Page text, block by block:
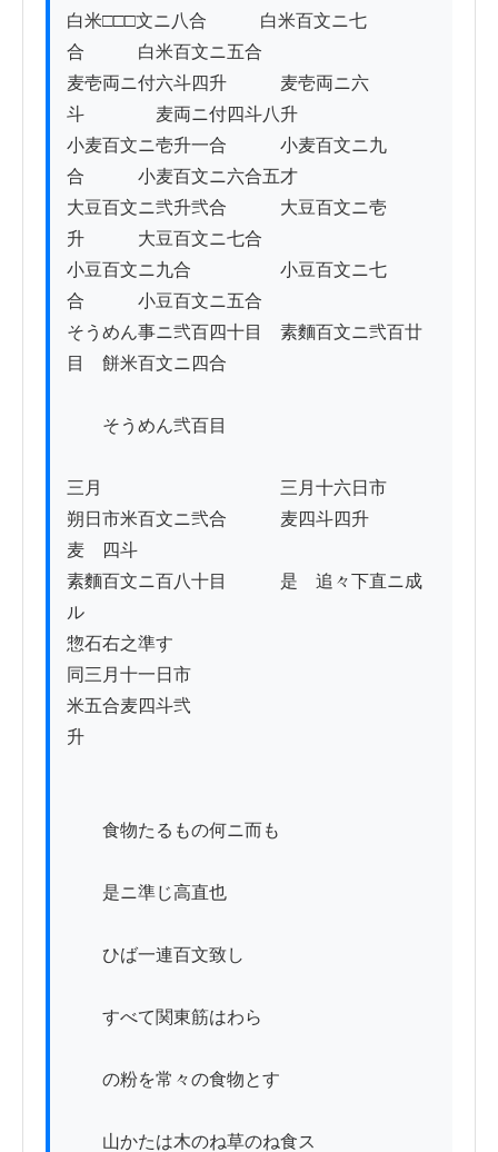
白米□□□文ニ八合　　　白米百文ニ七
合　　　白米百文ニ五合
麦壱両ニ付六斗四升　　　麦壱両ニ六
斗　　　　麦両ニ付四斗八升
小麦百文ニ壱升一合　　　小麦百文ニ九
合　　　小麦百文ニ六合五才
大豆百文ニ弐升弐合　　　大豆百文ニ壱
升　　　大豆百文ニ七合
小豆百文ニ九合　　　　　小豆百文ニ七
合　　　小豆百文ニ五合
そうめん事ニ弐百四十目　素麵百文ニ弐百廿
目　餅米百文ニ四合
そうめん弐百目
三月　　　　　　　　　　三月十六日市ゟ
朔日市米百文ニ弐合　　　麦四斗四升
麦　四斗
素麵百文ニ百八十目　　　是ゟ追々下直ニ成
ル
惣石右之準す
同三月十一日市
米五合麦四斗弐
升
食物たるもの何ニ而も
是ニ準じ高直也
ひば一連百文致し
すべて関東筋はわら
の粉を常々の食物とす
山かたは木のね草のね食ス